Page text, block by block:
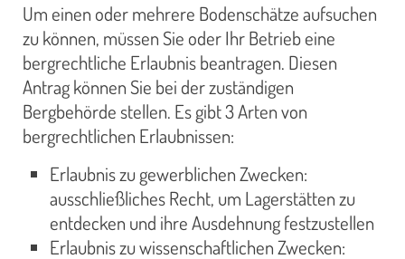
Um einen oder mehrere Bodenschätze aufsuchen
zu können, müssen Sie oder Ihr Betrieb eine
bergrechtliche Erlaubnis beantragen. Diesen
Antrag können Sie bei der zuständigen
Bergbehörde stellen. Es gibt 3 Arten von
bergrechtlichen Erlaubnissen:
Erlaubnis zu gewerblichen Zwecken:
ausschließliches Recht, um Lagerstätten zu
entdecken und ihre Ausdehnung festzustellen
Erlaubnis zu wissenschaftlichen Zwecken: